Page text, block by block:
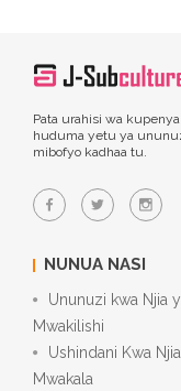
Pata urahisi wa
huduma yetu ya
mibofyo kadhaa tu.
NUNUA NASI
Ununuzi kwa Njia
Mwakilishi
Ushindani Kwa
Mwakala